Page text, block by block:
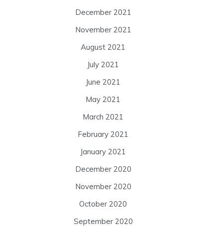
December 2021
November 2021
August 2021
July 2021
June 2021
May 2021
March 2021
February 2021
January 2021
December 2020
November 2020
October 2020
September 2020